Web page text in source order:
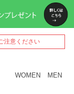
注意ください
WOMEN MEN
ペー
ジト
ップ
へ